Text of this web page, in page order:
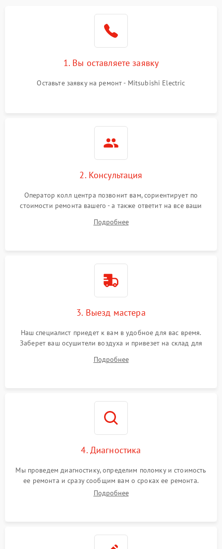
1. Вы оставляете заявку
Оставьте заявку на ремонт - Mitsubishi Electric
2. Консультация
Оператор колл центра позвонит вам, сориентирует по
стоимости ремонта вашего - а также ответит на все ваши
Подробнее
3. Выезд мастера
Наш специалист приедет к вам в удобное для вас время.
Заберет ваш осушители воздуха и привезет на склад для
Подробнее
4. Диагностика
Мы проведем диагностику, определим поломку и стоимость
ее ремонта и сразу сообщим вам о сроках ее ремонта.
Подробнее